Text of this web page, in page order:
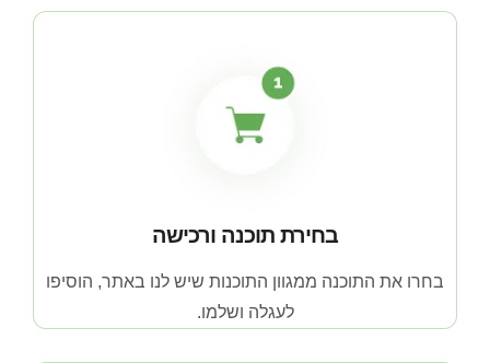
בחירת תוכנה ורכישה
בחרו את התוכנה ממגוון התוכנות שיש לנו באתר, הוסיפו
לעגלה ושלמו.